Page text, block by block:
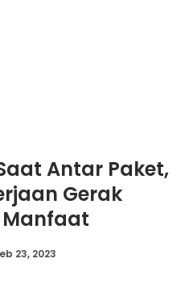
Antar Paket,
Gerak
23, 2023